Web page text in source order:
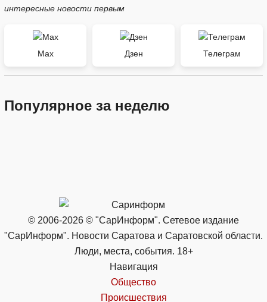
интересные новости первым
Max Дзен Телеграм
Популярное за неделю
© 2006-2026 © "СарИнформ". Сетевое издание
"СарИнформ". Новости Саратова и Саратовской области.
Люди, места, события. 18+
Навигация
Общество
Происшествия